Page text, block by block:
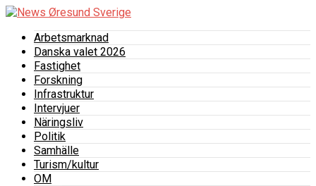
Arbetsmarknad
Danska valet 2026
Fastighet
Forskning
Infrastruktur
Intervjuer
Näringsliv
Politik
Samhälle
Turism/kultur
OM